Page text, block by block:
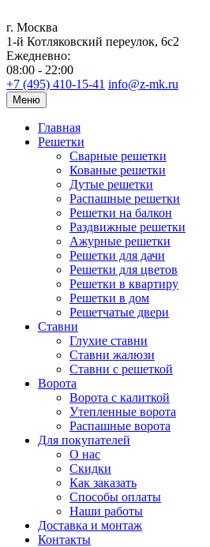
г. Москва
1-й Котляковский переулок, 6с2
Ежедневно:
08:00 - 22:00
+7 (495) 410-15-41 info@z-mk.ru
Меню
Главная
Решетки
Сварные решетки
Кованые решетки
Дутые решетки
Распашные решетки
Решетки на балкон
Раздвижные решетки
Ажурные решетки
Решетки для дачи
Решетки для цветов
Решетки в квартиру
Решетки в дом
Решетчатые двери
Ставни
Глухие ставни
Ставни жалюзи
Ставни с решеткой
Ворота
Ворота с калиткой
Утепленные ворота
Распашные ворота
Для покупателей
О нас
Скидки
Как заказать
Способы оплаты
Наши работы
Доставка и монтаж
Контакты